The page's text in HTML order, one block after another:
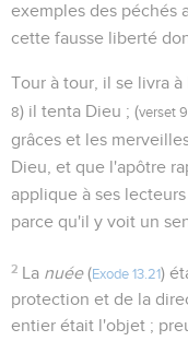
exemples des péchés
cette fausse liberté
Tour à tour, il se livra
8) il tenta Dieu ; (verset 9
grâces et les
Dieu, et que l'apôtre
applique à ses
parce qu'il y voit un
2 La nuée(Exode 13.21)
protection et de la
entier était l'objet ;